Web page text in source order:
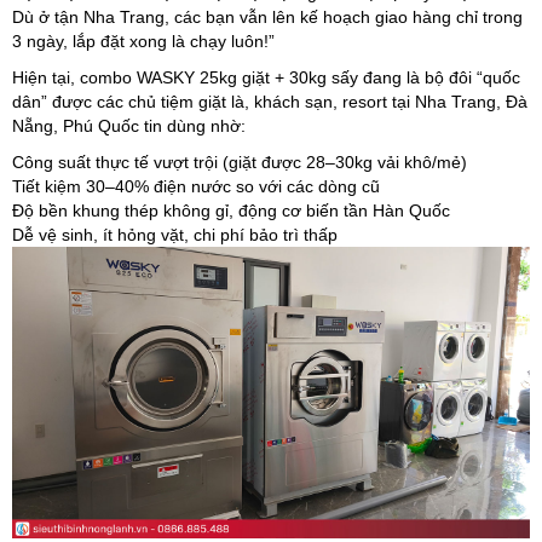
Dù ở tận Nha Trang, các bạn vẫn lên kế hoạch giao hàng chỉ trong
3 ngày, lắp đặt xong là chạy luôn!”
Hiện tại, combo WASKY 25kg giặt + 30kg sấy đang là bộ đôi “quốc
dân” được các chủ tiệm giặt là, khách sạn, resort tại Nha Trang, Đà
Nẵng, Phú Quốc tin dùng nhờ:
Công suất thực tế vượt trội (giặt được 28–30kg vải khô/mẻ)
Tiết kiệm 30–40% điện nước so với các dòng cũ
Độ bền khung thép không gỉ, động cơ biến tần Hàn Quốc
Dễ vệ sinh, ít hỏng vặt, chi phí bảo trì thấp